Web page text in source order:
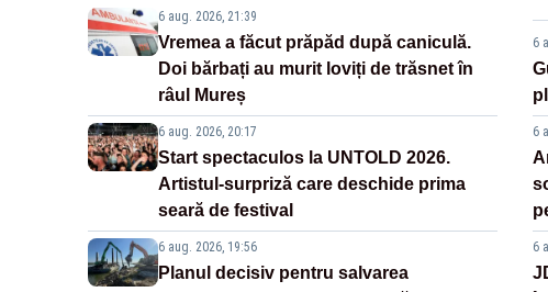
6 aug. 2026, 21:39
Vremea a făcut prăpăd după caniculă.
Doi bărbați au murit loviți de trăsnet în
râul Mureș
6 aug. 2026, 20:17
Start spectaculos la UNTOLD 2026.
Artistul-surpriză care deschide prima
seară de festival
6 aug. 2026, 19:56
Planul decisiv pentru salvarea
6
6
6